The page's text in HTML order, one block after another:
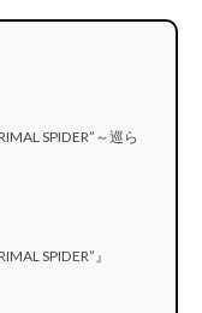
SPIDER”～巡ら
SPIDER”』